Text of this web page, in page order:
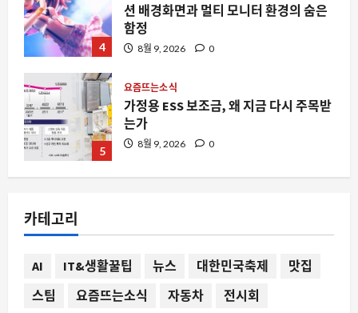
5
요즘뜨는소식
8월 9, 2026 0
스팀
춘다면, 애플 TV가 원인일 수 있습니다
뉴욕시가 아마존과 월마트에 보낸 경고
장, 한국 모빌리티 시장에 던지는 신호
8월 9, 2026
카테고리
AI IT&생활꿀팁 뉴스 대한민국축제
맛집
스팀
요즘뜨는소식 자동차 전시회